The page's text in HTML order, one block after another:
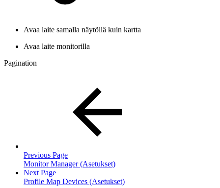
Avaa laite samalla näytöllä kuin kartta
Avaa laite monitorilla
Pagination
Previous Page
Monitor Manager (Asetukset)
Next Page
Profile Map Devices (Asetukset)